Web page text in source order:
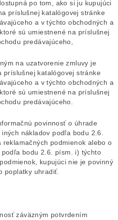
po tom, ako si ju kupujúci
príslušnej katalógovej stránke
a v týchto obchodných a
sú umiestnené na príslušnej
predávajúceho,
na uzatvorenie zmluvy je
príslušnej katalógovej stránke
a v týchto obchodných a
sú umiestnené na príslušnej
predávajúceho.
povinnosť o úhrade
nákladov podľa bodu 2.6.
podmienok alebo o
bodu 2.6. písm. i) týchto
kupujúci nie je povinný
poplatky uhradiť.
záväzným potvrdením